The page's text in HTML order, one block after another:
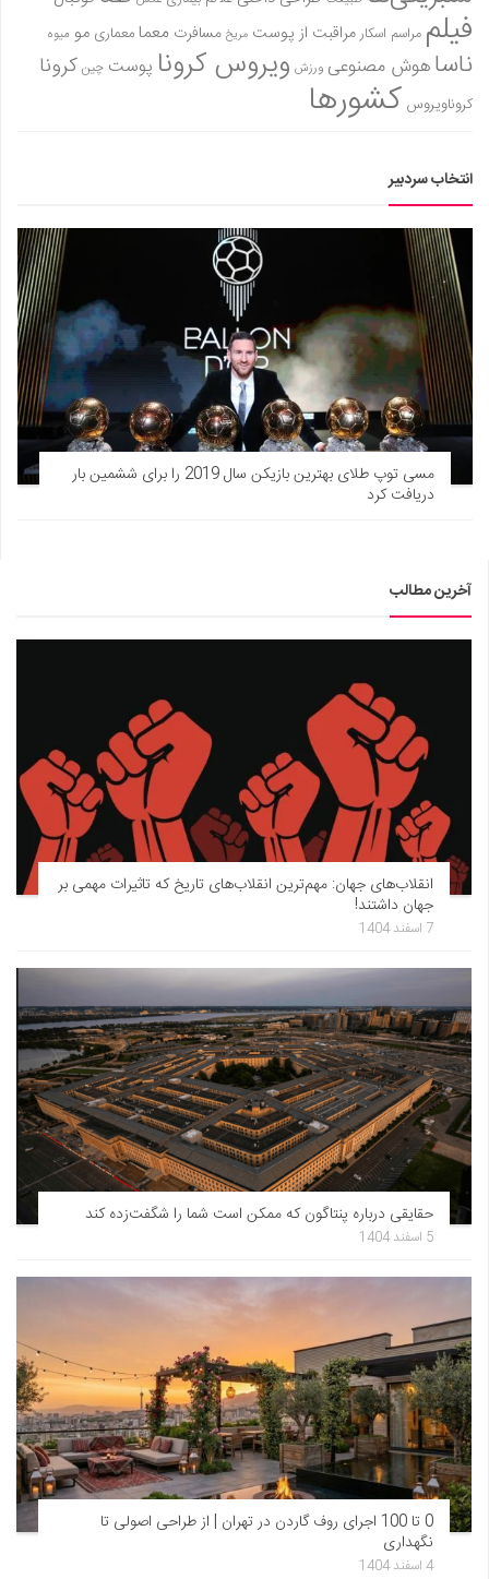
فیلم مراسم اسکارمراقبت از پوست مریخ مسافرت معمامعماری مو میوه
ناساهوش مصنوعی ورزش ویروس کرونا پوست چین کرونا
کروناویروس کشورها
انتخاب سردبیر
مسی توپ طلای بهترین بازیکن سال 2019 را برای ششمین بار
دریافت کرد
آخرین مطالب
انقلاب‌های جهان: مهم‌ترین انقلاب‌های تاریخ که تاثیرات مهمی بر
جهان داشتند!
7 اسفند 1404
حقایقی درباره پنتاگون که ممکن است شما را شگفت‌زده کند
5 اسفند 1404
0 تا 100 اجرای روف گاردن در تهران | از طراحی اصولی تا
نگهداری
4 اسفند 1404